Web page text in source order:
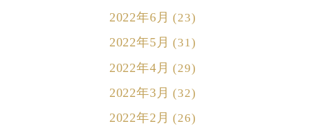
2022年6月 (23)
2022年5月 (31)
2022年4月 (29)
2022年3月 (32)
2022年2月 (26)